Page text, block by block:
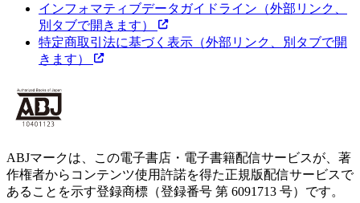
インフォマティブデータガイドライン （外部リンク、
別タブで開きます）
特定商取引法に基づく表示 （外部リンク、別タブで開
きます）
ABJマークは、この電子書店・電子書籍配信サービスが、著
作権者からコンテンツ使用許諾を得た正規版配信サービスで
あることを示す登録商標（登録番号 第 6091713 号）です。